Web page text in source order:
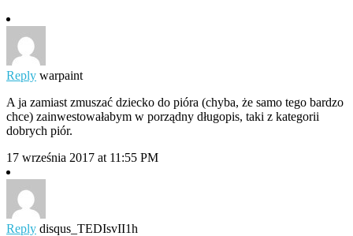
Reply warpaint
A ja zamiast zmuszać dziecko do pióra (chyba, że samo tego bardzo
chce) zainwestowałabym w porządny długopis, taki z kategorii
dobrych piór.
17 września 2017 at 11:55 PM
Reply disqus_TEDIsvII1h